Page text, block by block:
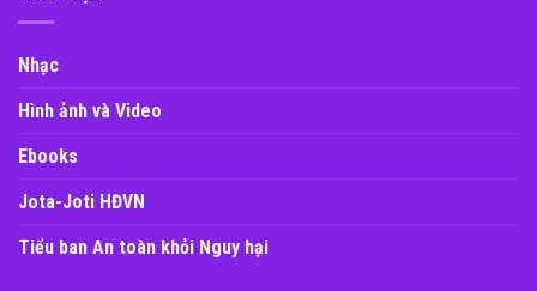
Nhạc
Hình ảnh và Video
Ebooks
Jota-Joti HĐVN
Tiểu ban An toàn khỏi Nguy hại